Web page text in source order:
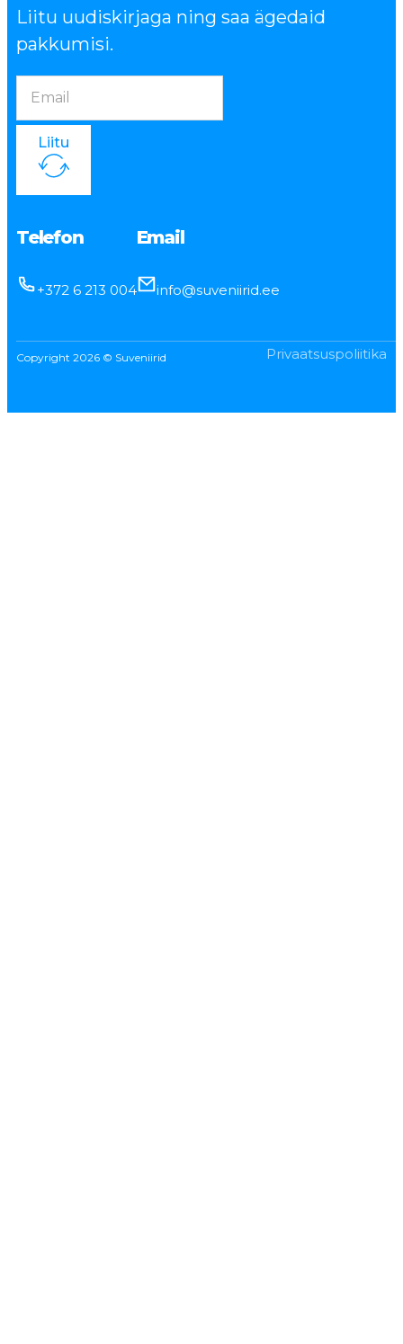
Liitu uudiskirjaga ning saa ägedaid
pakkumisi.
Liitu
Telefon
+372 6 213 004
Email
info@suveniirid.ee
Copyright 2026 © Suveniirid Privaatsuspoliitika